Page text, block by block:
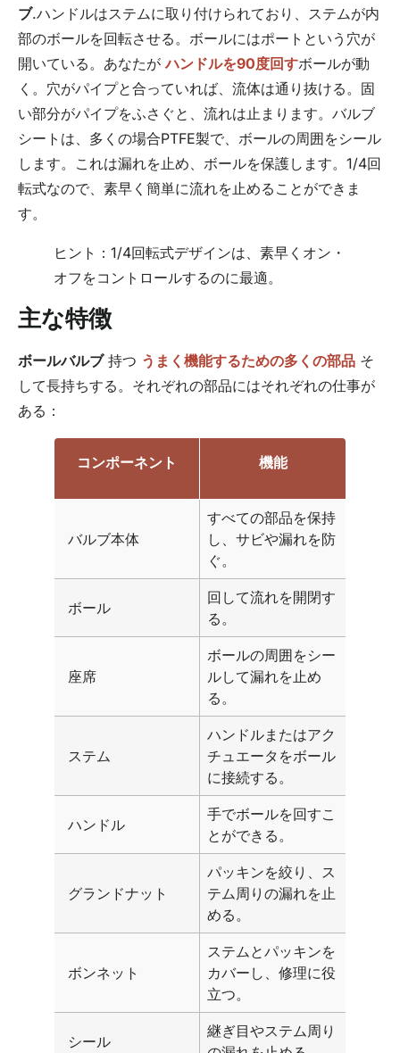
ブ.ハンドルはステムに取り付けられており、ステムが内
部のボールを回転させる。ボールにはポートという穴が
開いている。あなたがハンドルを90度回すボールが動
く。穴がパイプと合っていれば、流体は通り抜ける。固
い部分がパイプをふさぐと、流れは止まります。バルブ
シートは、多くの場合PTFE製で、ボールの周囲をシール
します。これは漏れを止め、ボールを保護します。1/4回
転式なので、素早く簡単に流れを止めることができま
す。
ヒント：1/4回転式デザインは、素早くオン・
オフをコントロールするのに最適。
主な特徴
ボールバルブ持つ うまく機能するための多くの部品 そ
して長持ちする。それぞれの部品にはそれぞれの仕事が
ある：
コンポーネント 機能
バルブ本体
すべての部品を保持
し、サビや漏れを防
ぐ。
ボール
回して流れを開閉す
る。
座席
ボールの周囲をシー
ルして漏れを止め
る。
ステム
ハンドルまたはアク
チュエータをボール
に接続する。
ハンドル
手でボールを回すこ
とができる。
グランドナット
パッキンを絞り、ス
テム周りの漏れを止
める。
ボンネット
ステムとパッキンを
カバーし、修理に役
立つ。
シール
継ぎ目やステム周り